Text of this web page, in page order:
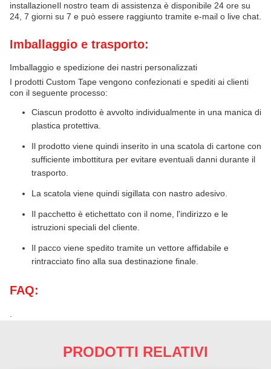
installazioneIl nostro team di assistenza è disponibile 24 ore su
24, 7 giorni su 7 e può essere raggiunto tramite e-mail o live chat.
Imballaggio e trasporto:
Imballaggio e spedizione dei nastri personalizzati
I prodotti Custom Tape vengono confezionati e spediti ai clienti
con il seguente processo:
Ciascun prodotto è avvolto individualmente in una manica di
plastica protettiva.
Il prodotto viene quindi inserito in una scatola di cartone con
sufficiente imbottitura per evitare eventuali danni durante il
trasporto.
La scatola viene quindi sigillata con nastro adesivo.
Il pacchetto è etichettato con il nome, l'indirizzo e le
istruzioni speciali del cliente.
Il pacco viene spedito tramite un vettore affidabile e
rintracciato fino alla sua destinazione finale.
FAQ:
PRODOTTI RELATIVI